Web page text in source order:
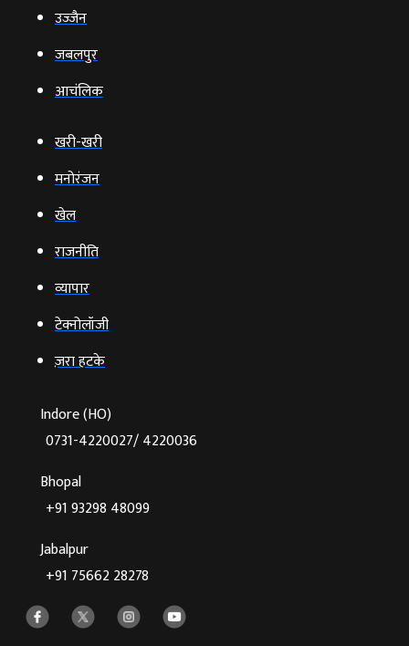
उज्‍जैन
जबलपुर
आचंलिक
खरी-खरी
मनोरंजन
खेल
राजनीति
व्‍यापार
टेक्‍नोलॉजी
ज़रा हटके
Indore (HO)
0731-4220027/ 4220036
Bhopal
+91 93298 48099
Jabalpur
+91 75662 28278